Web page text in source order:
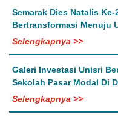
Semarak Dies Natalis
Bertransformasi Menuju
Selengkapnya >>
Galeri Investasi Unisri
Sekolah Pasar Modal Di
Selengkapnya >>